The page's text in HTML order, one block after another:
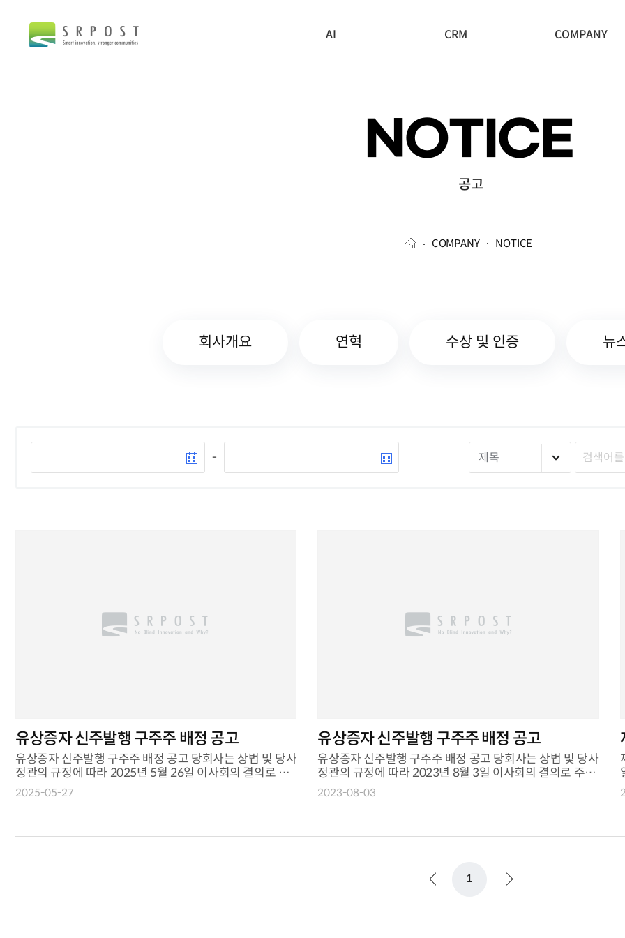
AI CRM COMPANY
NOTICE
공고
COMPANY NOTICE
회사개요 연혁 수상 및 인증 뉴
-
유상증자 신주발행 구주주 배정 공고
유상증자 신주발행 구주주 배정 공고 당회사는 상법 및 당사
정관의 규정에 따라 2025년 5월 26일 이사회의 결의로 주
주에게 신주를 ...
2025-05-27
유상증자 신주발행 구주주 배정 공고
유상증자 신주발행 구주주 배정 공고 당회사는 상법 및 당사
정관의 규정에 따라 2023년 8월 3일 이사회의 결의로 주주
에게 신주를 발행함에 ...
2023-08-03
1